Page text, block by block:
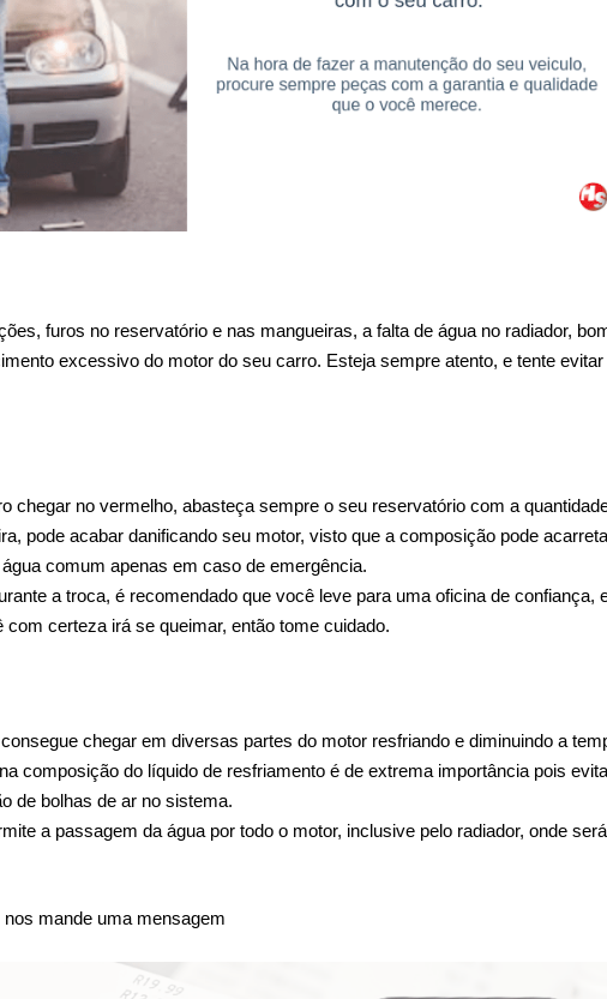
furos no reservatório e nas mangueiras, a falta de água no radiador,
excessivo do motor do seu carro. Esteja sempre atento, e tente
chegar no vermelho, abasteça sempre o seu reservatório com a
pode acabar danificando seu motor, visto que a composição pode
comum apenas em caso de emergência.
a troca, é recomendado que você leve para uma oficina de confiança,
certeza irá se queimar, então tome cuidado.
chegar em diversas partes do motor resfriando e diminuindo a
composição do líquido de resfriamento é de extrema importância pois
de bolhas de ar no sistema.
a passagem da água por todo o motor, inclusive pelo radiador, onde
mande uma mensagem